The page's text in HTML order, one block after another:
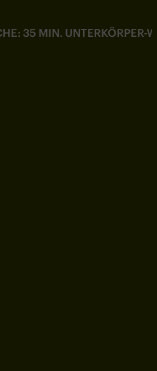
35 MIN. UNTERKÖRPER-